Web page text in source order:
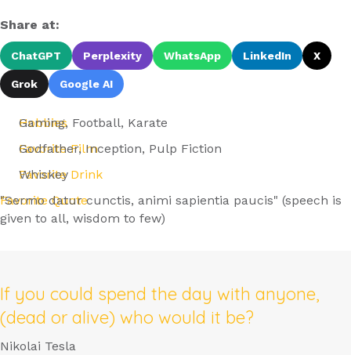
Share at:
ChatGPT Perplexity WhatsApp LinkedIn X
Grok Google AI
Hobbies
Gaming, Football, Karate
Favorite Film
Godfather, Inception, Pulp Fiction
Favorite Drink
Whiskey
Favorite Quote
"Sermo datur cunctis, animi sapientia paucis" (speech is
given to all, wisdom to few)
If you could spend the day with anyone,
(dead or alive) who would it be?
Nikolai Tesla